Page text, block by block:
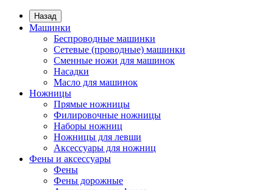
Назад
Машинки
Беспроводные машинки
Сетевые (проводные) машинки
Сменные ножи для машинок
Насадки
Масло для машинок
Ножницы
Прямые ножницы
Филировочные ножницы
Наборы ножниц
Ножницы для левши
Аксессуары для ножниц
Фены и аксессуары
Фены
Фены дорожные